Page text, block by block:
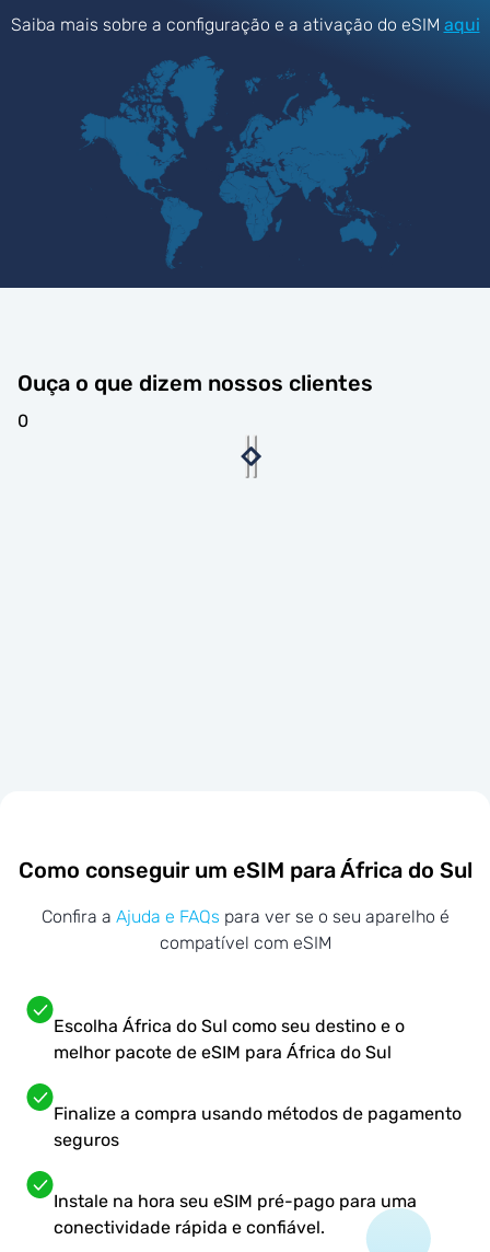
Saiba mais sobre a configuração e a ativação do eSIM aqui
Ouça o que dizem nossos clientes
0
Como conseguir um eSIM para África do Sul
Confira a Ajuda e FAQs para ver se o seu aparelho é
compatível com eSIM
Escolha África do Sul como seu destino e o
melhor pacote de eSIM para África do Sul
Finalize a compra usando métodos de pagamento
seguros
Instale na hora seu eSIM pré-pago para uma
conectividade rápida e confiável.